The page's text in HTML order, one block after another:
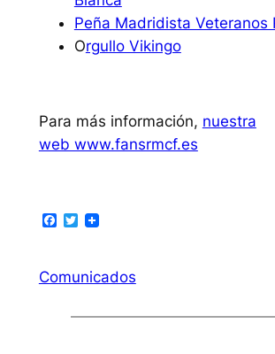
Peña Madridista Veteranos
Orgullo Vikingo
Para más información, nuestra
web www.fansrmcf.es
Facebook
Twitter
Comunicados